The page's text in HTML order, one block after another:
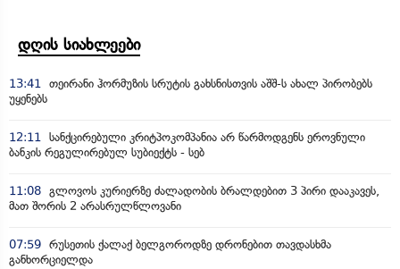
დღის სიახლეები
13:41
თეირანი ჰორმუზის სრუტის გახსნისთვის აშშ-ს ახალ პირობებს
უყენებს
12:11
სანქცირებული კრიტპოკომპანია არ წარმოდგენს ეროვნული
ბანკის რეგულირებულ სუბიექტს - სებ
11:08 გლოვოს კურიერზე ძალადობის ბრალდებით 3 პირი დააკავეს,
მათ შორის 2 არასრულწლოვანი
07:59 რუსეთის ქალაქ ბელგოროდზე დრონებით თავდასხმა
განხორციელდა